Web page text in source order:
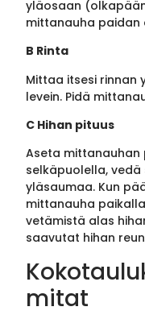
yläosaan
mittanauha paidan
B Rinta
Mittaa itsesi rinnan
levein. Pidä
C Hihan pituus
Aseta mittanauhan
selkäpuolella,
yläsaumaa. Kun
mittanauha
vetämistä alas
saavutat hihan
mitat